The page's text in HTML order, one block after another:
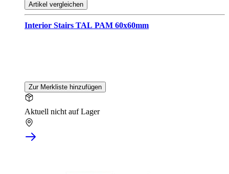
Artikel vergleichen
Interior Stairs TAL PAM 60x60mm
Zur Merkliste hinzufügen
Aktuell nicht auf Lager